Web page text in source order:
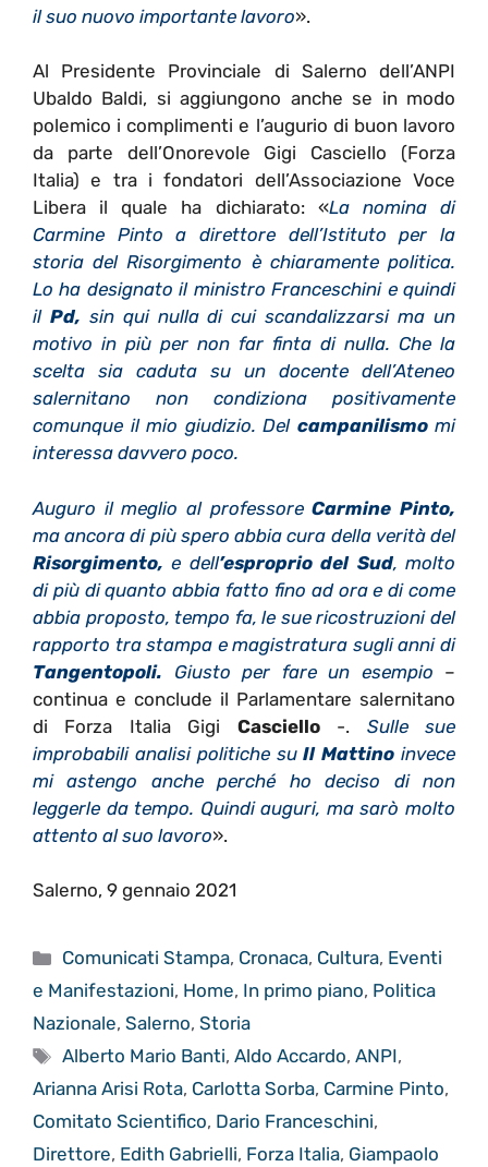
il suo nuovo importante lavoro».
Al Presidente Provinciale di Salerno dell’ANPI
Ubaldo Baldi, si aggiungono anche se in modo
polemico i complimenti e l’augurio di buon lavoro
da parte dell’Onorevole Gigi Casciello (Forza
Italia) e tra i fondatori dell’Associazione Voce
Libera il quale ha dichiarato: «La nomina di
Carmine Pinto a direttore dell’Istituto per la
storia del Risorgimento è chiaramente politica.
Lo ha designato il ministro Franceschini e quindi
il Pd, sin qui nulla di cui scandalizzarsi ma un
motivo in più per non far finta di nulla. Che la
scelta sia caduta su un docente dell’Ateneo
salernitano non condiziona positivamente
comunque il mio giudizio. Del campanilismomi
interessa davvero poco.
Auguro il meglio al professoreCarmine Pinto,
ma ancora di più spero abbia cura della verità del
Risorgimento, e dell’esproprio del Sud, molto
di più di quanto abbia fatto fino ad ora e di come
abbia proposto, tempo fa, le sue ricostruzioni del
rapporto tra stampa e magistratura sugli anni di
Tangentopoli. Giusto per fare un esempio –
continua e conclude il Parlamentare salernitano
di Forza Italia Gigi Casciello-. Sulle sue
improbabili analisi politiche suIl Mattino invece
mi astengo anche perché ho deciso di non
leggerle da tempo. Quindi auguri, ma sarò molto
attento al suo lavoro».
Salerno, 9 gennaio 2021
Categorie
Comunicati Stampa, Cronaca, Cultura, Eventi
e Manifestazioni, Home, In primo piano, Politica
Nazionale, Salerno, Storia
Tag
Alberto Mario Banti,Aldo Accardo,ANPI,
Arianna Arisi Rota, Carlotta Sorba, Carmine Pinto,
Comitato Scientifico, Dario Franceschini,
Direttore, Edith Gabrielli, Forza Italia, Giampaolo